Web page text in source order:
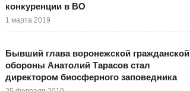
конкуренции в ВО
1 марта 2019
Бывший глава воронежской гражданской
обороны Анатолий Тарасов стал
директором биосферного заповедника